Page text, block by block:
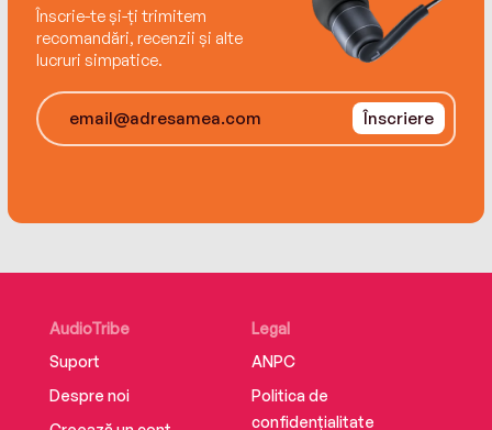
Editura Pandora M
ISBN 9786069785003
Înscrie-te și-ți trimitem
recomandări, recenzii și alte
lucruri simpatice.
Înscriere
AudioTribe
Suport
Despre noi
Legal
ANPC
Politica de
confidențialitate